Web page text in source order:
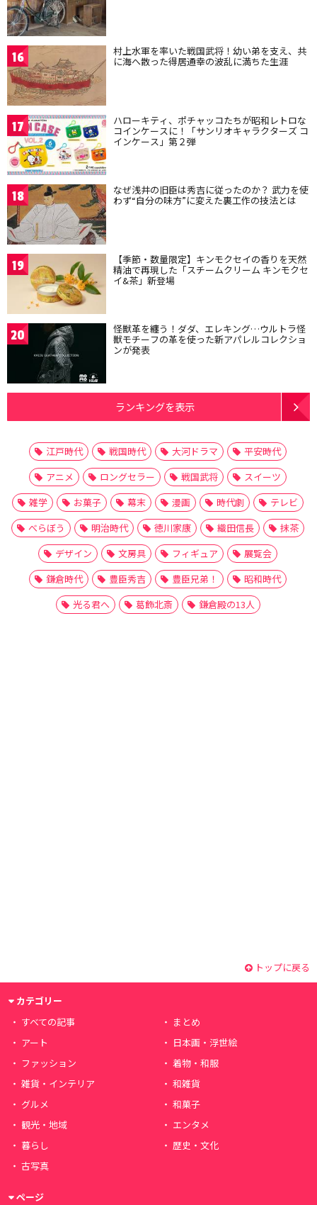
16 村上水軍を率いた戦国武将！幼い弟を支え、共
に海へ散った得居通幸の波乱に満ちた生涯
17 ハローキティ、ポチャッコたちが昭和レトロな
コインケースに！「サンリオキャラクターズ コ
インケース」第２弾
18 なぜ浅井の旧臣は秀吉に従ったのか？ 武力を使
わず“自分の味方”に変えた裏工作の技法とは
19 【季節・数量限定】キンモクセイの香りを天然
精油で再現した「スチームクリーム キンモクセ
イ&茶」新登場
20 怪獣革を纏う！ダダ、エレキング…ウルトラ怪
獣モチーフの革を使った新アパレルコレクショ
ンが発表
ランキングを表示
江戸時代 戦国時代 大河ドラマ
平安時代
アニメ
ロングセラー 戦国武将
スイーツ
雑学
お菓子 幕末 漫画 時代劇
テレビ
べらぼう
明治時代 徳川家康 織田信長
抹茶
デザイン
文房具 フィギュア
展覧会
鎌倉時代
豊臣秀吉 豊臣兄弟！
昭和時代
光る君へ
葛飾北斎 鎌倉殿の13人
トップに戻る
カテゴリー
すべての記事
まとめ
アート
日本画・浮世絵
ファッション
着物・和服
雑貨・インテリア
和雑貨
グルメ
和菓子
観光・地域
エンタメ
暮らし
歴史・文化
古写真
ページ